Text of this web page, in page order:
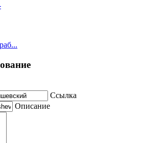
Ссылка
Описание